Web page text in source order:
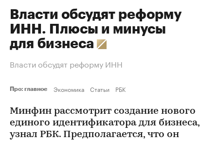
Власти обсудят реформу
ИНН. Плюсы и минусы
для бизнеса
Власти обсудят реформу ИНН
Про: главное Экономика Статьи РБК
Минфин рассмотрит создание нового
единого идентификатора для бизнеса,
узнал РБК. Предполагается, что он